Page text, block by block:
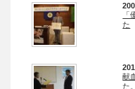
た
献
た。